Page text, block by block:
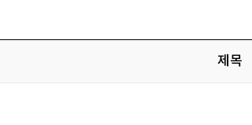
제목